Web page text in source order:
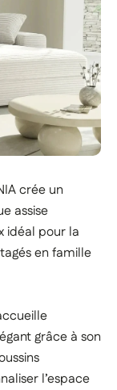
crée un
assise
idéal pour la
en famille
grâce à son
l’espace